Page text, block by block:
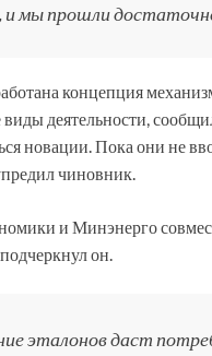
и мы прошли
концепция
деятельности,
новации. Пока они не
чиновник.
и Минэнерго
он.
эталонов даст